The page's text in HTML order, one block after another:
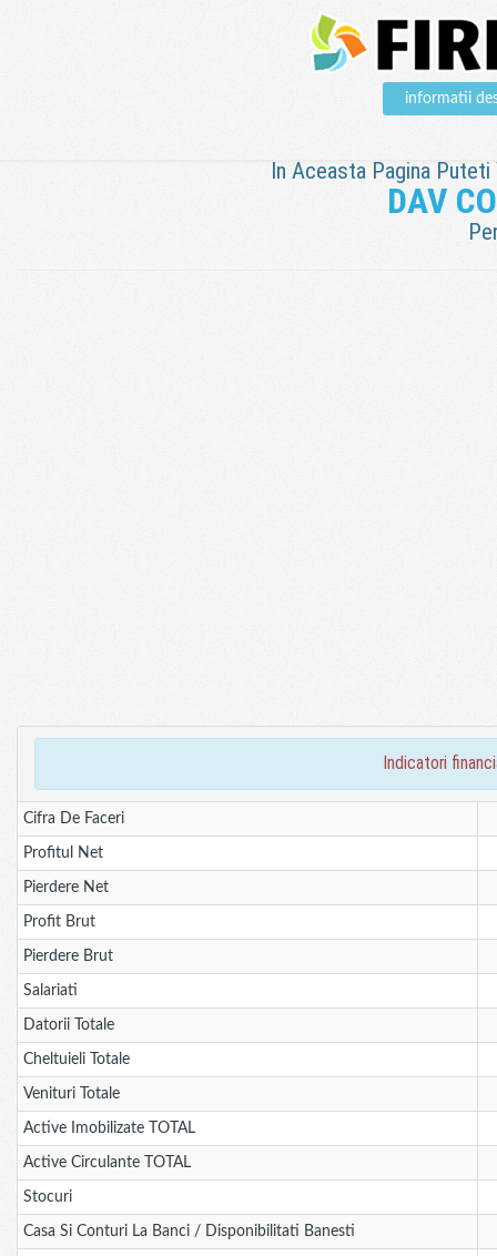
informatii
In Aceasta Pagina
DAV
indicatori
Cifra De Faceri
Profitul Net
Pierdere Net
Profit Brut
Pierdere Brut
Salariati
Datorii Totale
Cheltuieli Totale
Venituri Totale
Active Imobilizate TOTAL
Active Circulante TOTAL
Stocuri
Casa Si Conturi La Banci / Disponibilitati Banesti